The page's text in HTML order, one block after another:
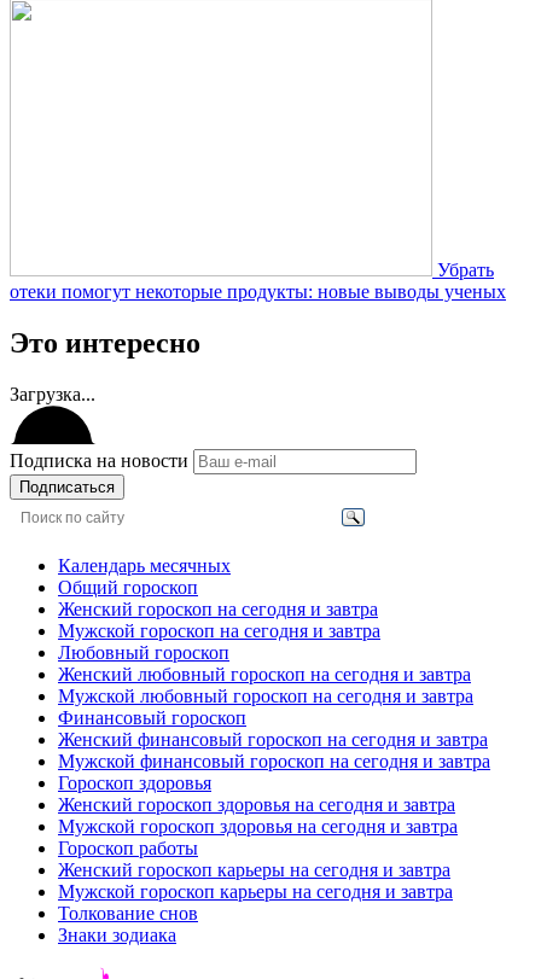
Убрать
отеки помогут некоторые продукты: новые выводы ученых
Это интересно
Загрузка...
Подписка на новости
Подписаться
Календарь месячных
Общий гороскоп
Женский гороскоп на сегодня и завтра
Мужской гороскоп на сегодня и завтра
Любовный гороскоп
Женский любовный гороскоп на сегодня и завтра
Мужской любовный гороскоп на сегодня и завтра
Финансовый гороскоп
Женский финансовый гороскоп на сегодня и завтра
Мужской финансовый гороскоп на сегодня и завтра
Гороскоп здоровья
Женский гороскоп здоровья на сегодня и завтра
Мужской гороскоп здоровья на сегодня и завтра
Гороскоп работы
Женский гороскоп карьеры на сегодня и завтра
Мужской гороскоп карьеры на сегодня и завтра
Толкование снов
Знаки зодиака